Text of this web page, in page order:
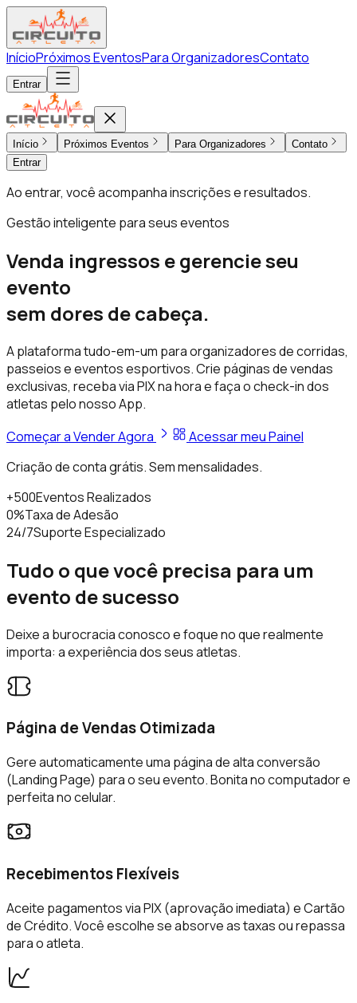
InícioPróximos EventosPara OrganizadoresContato
Entrar
Início Próximos Eventos Para Organizadores
Contato
Entrar
Ao entrar, você acompanha inscrições e resultados.
Gestão inteligente para seus eventos
Venda ingressos e gerencie seu
evento
sem dores de cabeça.
A plataforma tudo-em-um para organizadores de corridas,
passeios e eventos esportivos. Crie páginas de vendas
exclusivas, receba via PIX na hora e faça o check-in dos
atletas pelo nosso App.
Começar a Vender Agora
Acessar meu Painel
Criação de conta grátis. Sem mensalidades.
+500Eventos Realizados
0%Taxa de Adesão
24/7Suporte Especializado
Tudo o que você precisa para um
evento de sucesso
Deixe a burocracia conosco e foque no que realmente
importa: a experiência dos seus atletas.
Página de Vendas Otimizada
Gere automaticamente uma página de alta conversão
(Landing Page) para o seu evento. Bonita no computador e
perfeita no celular.
Recebimentos Flexíveis
Aceite pagamentos via PIX (aprovação imediata) e Cartão
de Crédito. Você escolhe se absorve as taxas ou repassa
para o atleta.